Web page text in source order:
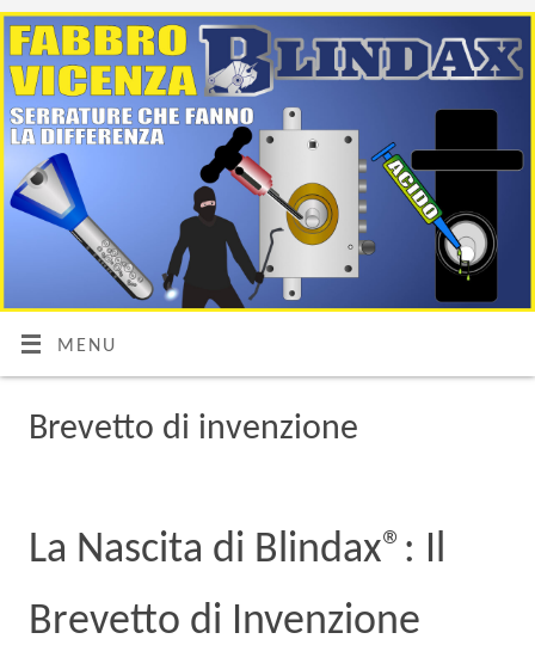
MENU
Brevetto di invenzione
La Nascita di Blindax®: Il
Brevetto di Invenzione